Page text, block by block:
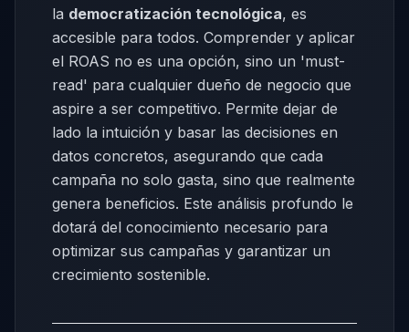
la democratización tecnológica, es
accesible para todos. Comprender y aplicar
el ROAS no es una opción, sino un 'must-
read' para cualquier dueño de negocio que
aspire a ser competitivo. Permite dejar de
lado la intuición y basar las decisiones en
datos concretos, asegurando que cada
campaña no solo gasta, sino que realmente
genera beneficios. Este análisis profundo le
dotará del conocimiento necesario para
optimizar sus campañas y garantizar un
crecimiento sostenible.